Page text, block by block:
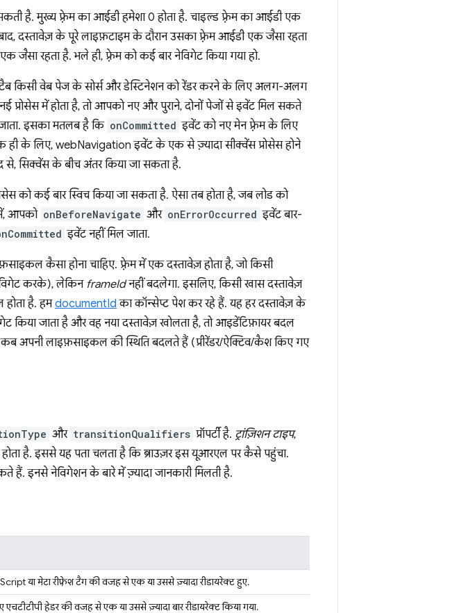
है. मुख्य फ़्रेम का आईडी हमेशा 0 होता है. चाइल्ड फ़्रेम का आईडी एक
दस्तावेज़ के पूरे लाइफ़टाइम के दौरान उसका फ़्रेम आईडी एक जैसा रहता
रहता है. भले ही, फ़्रेम को कई बार नेविगेट किया गया हो.
किसी वेब पेज के सोर्स और डेस्टिनेशन को रेंडर करने के लिए अलग-अलग
प्रोसेस में होता है, तो आपको नए और पुराने, दोनों पेजों से इवेंट मिल सकते
इसका मतलब है कि onCommitted इवेंट को नए मेन फ़्रेम के लिए
ही के लिए, webNavigation इवेंट के एक से ज़्यादा सीक्वेंस प्रोसेस होने
सिक्वेंस के बीच अंतर किया जा सकता है.
को कई बार स्विच किया जा सकता है. ऐसा तब होता है, जब लोड को
में, आपको onBeforeNavigate और onErrorOccurred इवेंट बार-
इवेंट नहीं मिल जाता.
कैसा होना चाहिए. फ़्रेम में एक दस्तावेज़ होता है, जो किसी
करके), लेकिन frameIdनहीं बदलेगा. इसलिए, किसी खास दस्तावेज़
है. हमdocumentId का कॉन्सेप्ट पेश कर रहे हैं. यह हर दस्तावेज़ के
किया जाता है और वह नया दस्तावेज़ खोलता है, तो आइडेंटिफ़ायर बदल
अपनी लाइफ़साइकल की स्थिति बदलते हैं (प्रीरेंडर/ऐक्टिव/कैश किए गए
और transitionQualifiers प्रॉपर्टी है. ट्रांज़िशन टाइप,
होता है. इससे यह पता चलता है कि ब्राउज़र इस यूआरएल पर कैसे पहुंचा.
हैं. इनसे नेविगेशन के बारे में ज़्यादा जानकारी मिलती है.
या मेटा रीफ़्रेश टैग की वजह से एक या उससे ज़्यादा रीडायरेक्ट हुए.
हेडर की वजह से एक या उससे ज़्यादा बार रीडायरेक्ट किया गया.